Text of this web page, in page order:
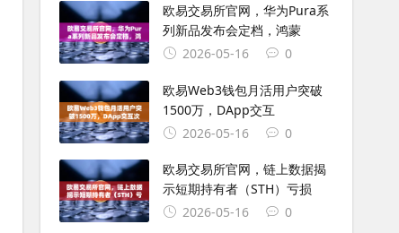
欧易交易所官网，华为Pura系
列新品发布会定档，鸿蒙
2026-05-16
0
欧易Web3钱包月活用户突破
1500万，DApp交互
2026-05-16
0
欧易交易所官网，链上数据揭
示短期持有者（STH）亏损
2026-05-16
0